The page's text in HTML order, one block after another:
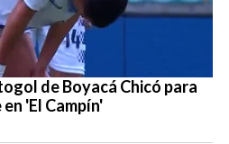
de Boyacá Chicó para
'El Campín'